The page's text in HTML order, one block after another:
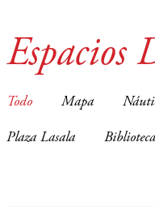
Espacios
Todo Mapa
Plaza Lasala